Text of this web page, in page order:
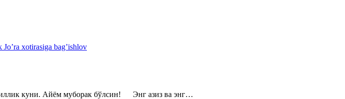
xotirasiga bag’ishlov
куни. Айём муборак бўлсин! Энг азиз ва энг…